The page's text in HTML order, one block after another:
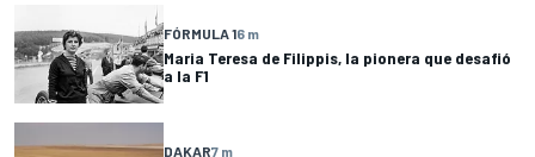
FÓRMULA 16 m
Maria Teresa de Filippis, la pionera que desafió
a la F1
DAKAR7 m